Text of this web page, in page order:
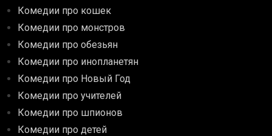
Комедии про кошек
Комедии про монстров
Комедии про обезьян
Комедии про инопланетян
Комедии про Новый Год
Комедии про учителей
Комедии про шпионов
Комедии про детей